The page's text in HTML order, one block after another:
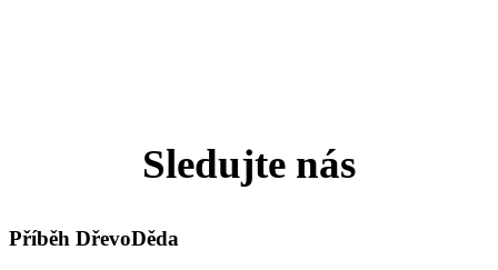
Sledujte nás
Příběh DřevoDěda